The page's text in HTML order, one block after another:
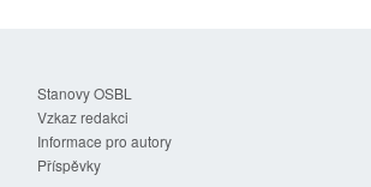
Stanovy OSBL
Vzkaz redakci
Informace pro autory
Příspěvky